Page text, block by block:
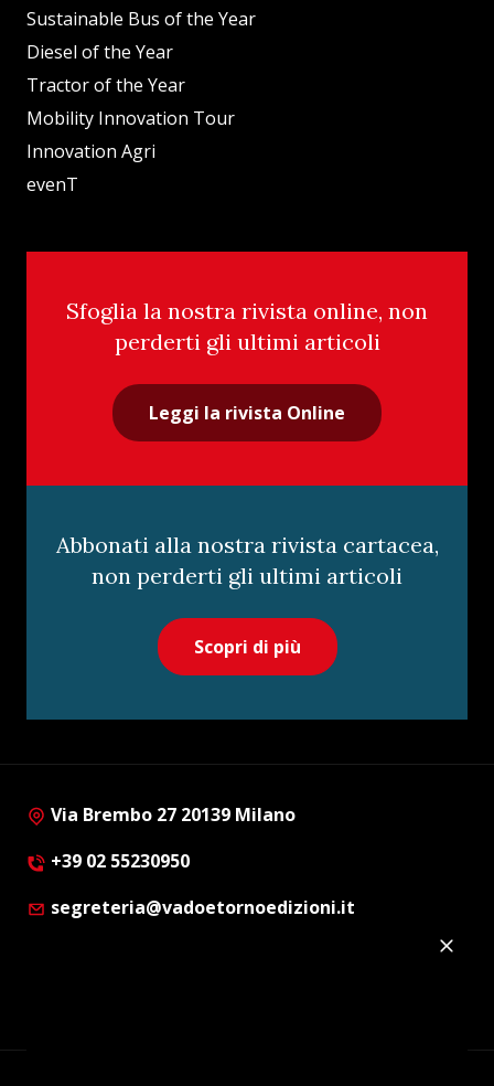
Sustainable Bus of the Year
Diesel of the Year
Tractor of the Year
Mobility Innovation Tour
Innovation Agri
evenT
Sfoglia la nostra rivista online, non
perderti gli ultimi articoli
Leggi la rivista Online
Abbonati alla nostra rivista cartacea,
non perderti gli ultimi articoli
Scopri di più
Via Brembo 27 20139 Milano
+39 02 55230950
segreteria@vadoetornoedizioni.it